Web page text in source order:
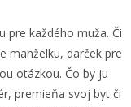
pre každého muža. Či
manželku, darček pre
otázkou. Čo by ju
premieňa svoj byt či